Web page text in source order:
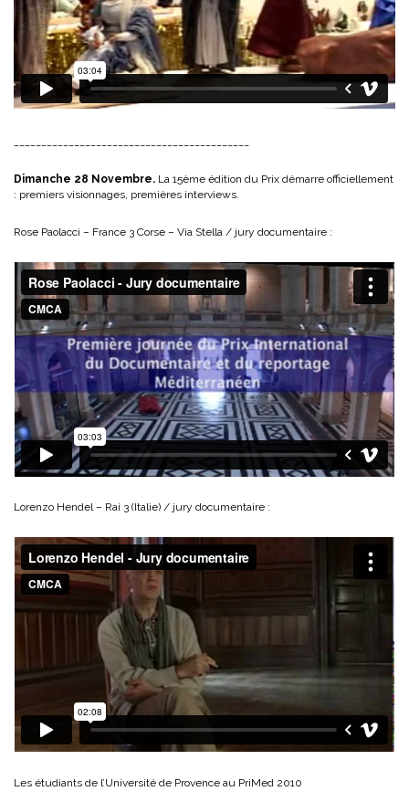
Dimanche 28 Novembre. La 15ème édition du Prix démarre officiellement
: premiers visionnages, premières interviews.
Rose Paolacci – France 3 Corse – Via Stella / jury documentaire :
Lorenzo Hendel – Rai 3 (Italie) / jury documentaire :
Les étudiants de l’Université de Provence au PriMed 2010